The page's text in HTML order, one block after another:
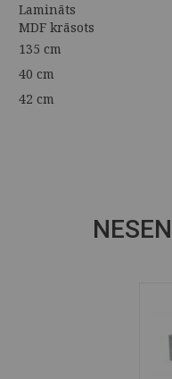
Lamināts
MDF krāsots
135 cm
40 cm
42 cm